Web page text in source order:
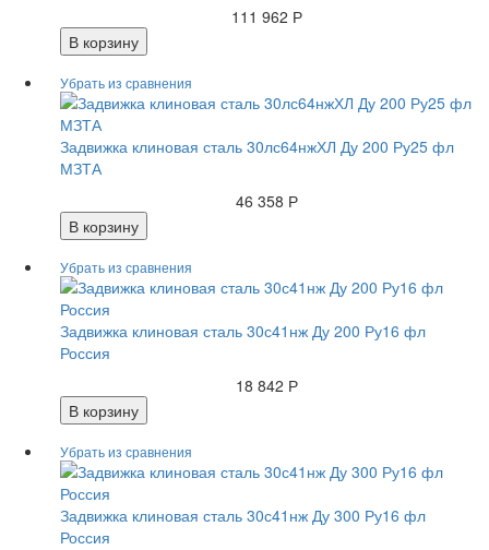
111 962 Р
В корзину
Задвижка клиновая сталь 30лс64нжХЛ Ду 200 Ру25 фл
МЗТА
46 358 Р
В корзину
Задвижка клиновая сталь 30с41нж Ду 200 Ру16 фл
Россия
18 842 Р
В корзину
Задвижка клиновая сталь 30с41нж Ду 300 Ру16 фл
Россия